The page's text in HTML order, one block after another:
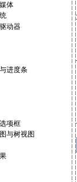
体
动器
进度条
项框
与树视图